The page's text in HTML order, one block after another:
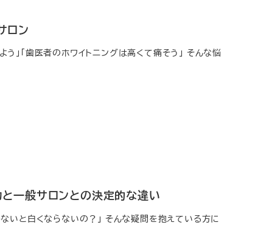
ロン
」「歯医者のホワイトニングは高くて痛そう」 そんな悩
一般サロンとの決定的な違い
いと白くならないの？」 そんな疑問を抱えている方に